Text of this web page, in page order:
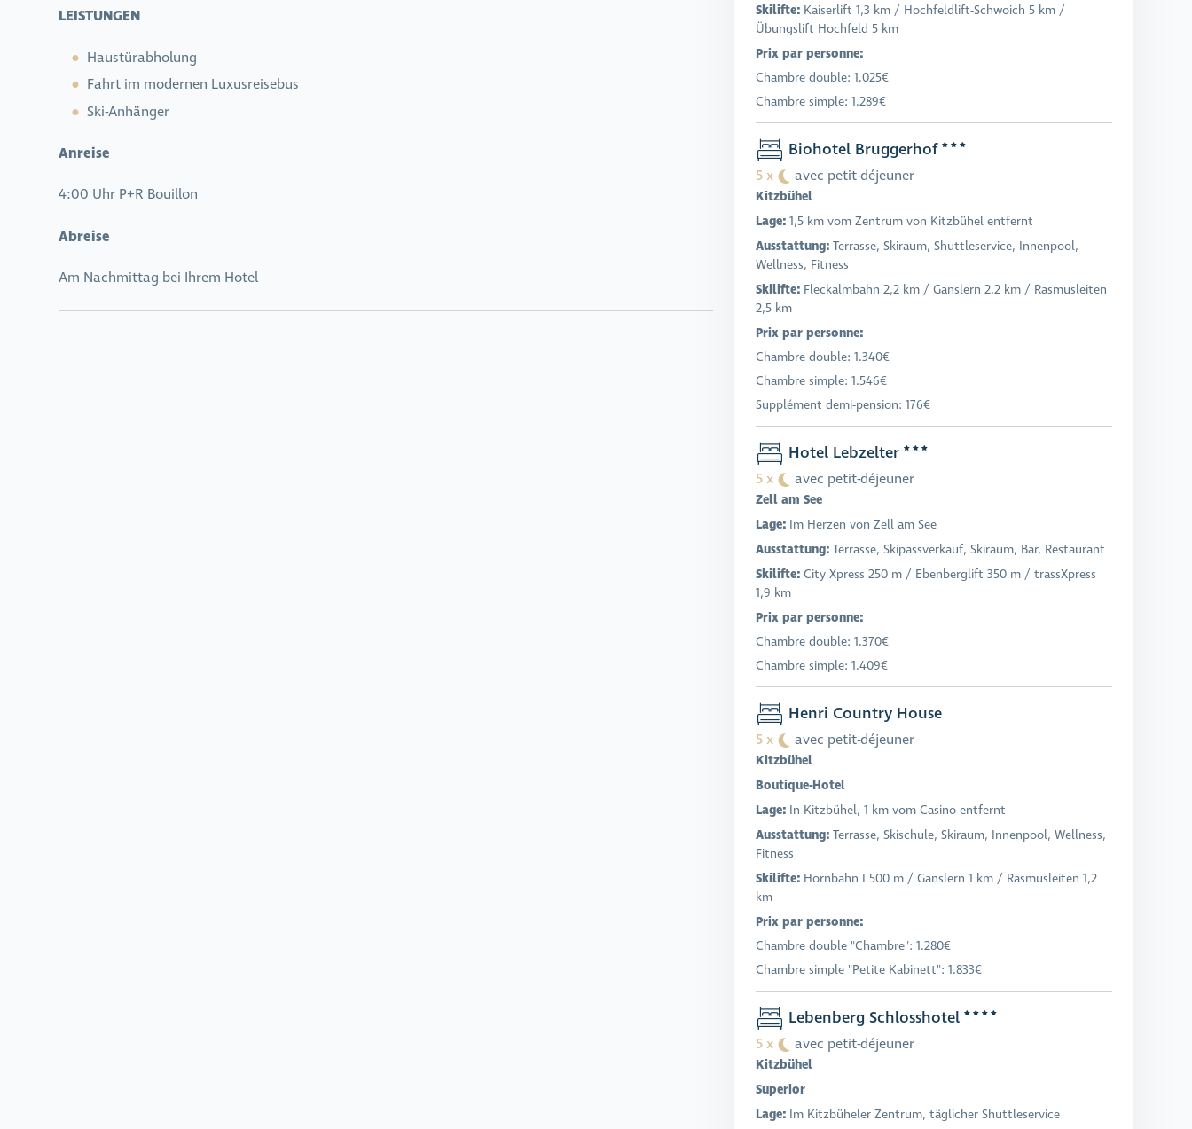
Skilifte: Kaiserlift 1,3 km / Hochfeldlift-Schwoich 5 km /
Übungslift Hochfeld 5 km
Prix par personne:
Chambre double: 1.025€
Chambre simple: 1.289€
Biohotel Bruggerhof
5 x avec petit-déjeuner
Kitzbühel
Lage: 1,5 km vom Zentrum von Kitzbühel entfernt
Ausstattung: Terrasse, Skiraum, Shuttleservice, Innenpool,
Wellness, Fitness
Skilifte: Fleckalmbahn 2,2 km / Ganslern 2,2 km / Rasmusleiten
2,5 km
Prix par personne:
Chambre double: 1.340€
Chambre simple: 1.546€
Supplément demi-pension: 176€
Hotel Lebzelter
5 x avec petit-déjeuner
Zell am See
Lage: Im Herzen von Zell am See
Ausstattung: Terrasse, Skipassverkauf, Skiraum, Bar, Restaurant
Skilifte: City Xpress 250 m / Ebenberglift 350 m / trassXpress
1,9 km
Prix par personne:
Chambre double: 1.370€
Chambre simple: 1.409€
Henri Country House
5 x avec petit-déjeuner
Kitzbühel
Boutique-Hotel
Lage: In Kitzbühel, 1 km vom Casino entfernt
Ausstattung: Terrasse, Skischule, Skiraum, Innenpool, Wellness,
Fitness
Skilifte: Hornbahn I 500 m / Ganslern 1 km / Rasmusleiten 1,2
km
Prix par personne:
Chambre double "Chambre": 1.280€
Chambre simple "Petite Kabinett": 1.833€
Lebenberg Schlosshotel
5 x avec petit-déjeuner
Kitzbühel
Superior
Lage: Im Kitzbüheler Zentrum, täglicher Shuttleservice
LEISTUNGEN
Haustürabholung
Fahrt im modernen Luxusreisebus
Ski-Anhänger
Anreise
4:00 Uhr P+R Bouillon
Abreise
Am Nachmittag bei Ihrem Hotel